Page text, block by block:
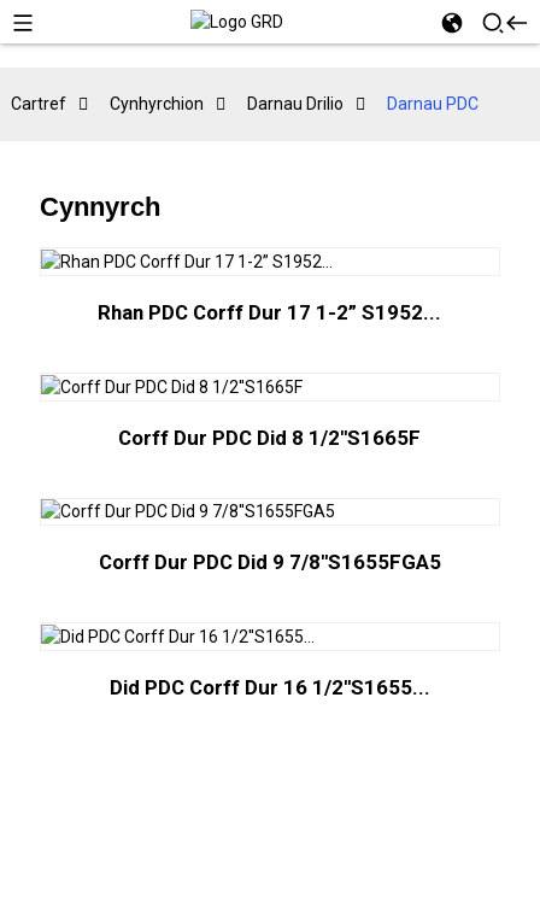
Cartref Cynhyrchion Darnau Drilio Darnau PDC
Cynnyrch
Rhan PDC Corff Dur 17 1-2” S1952...
Corff Dur PDC Did 8 1/2''S1665F
Corff Dur PDC Did 9 7/8''S1655FGA5
Did PDC Corff Dur 16 1/2''S1655...